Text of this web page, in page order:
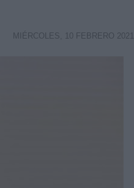
MIÉRCOLES, 10 FEBRERO 2021